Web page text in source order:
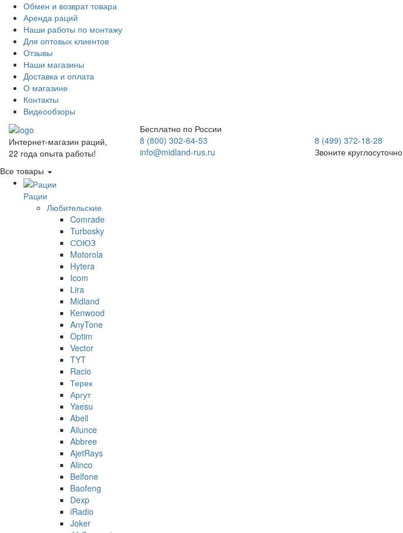
Обмен и возврат товара
Аренда раций
Наши работы по монтажу
Для оптовых клиентов
Отзывы
Наши магазины
Доставка и оплата
О магазине
Контакты
Видеообзоры
Интернет-магазин раций,
22 года опыта работы!
Бесплатно по России
8 (800) 302-64-53
info@midland-rus.ru
8 (499) 372-18-28
Звоните круглосуточно
Все товары
Рации
Любительские
Comrade
Turbosky
СОЮЗ
Motorola
Hytera
Icom
Lira
Midland
Kenwood
AnyTone
Optim
Vector
TYT
Racio
Терек
Аргут
Yaesu
Abell
Ailunce
Abbree
AjetRays
Alinco
Belfone
Baofeng
Dexp
iRadio
Joker